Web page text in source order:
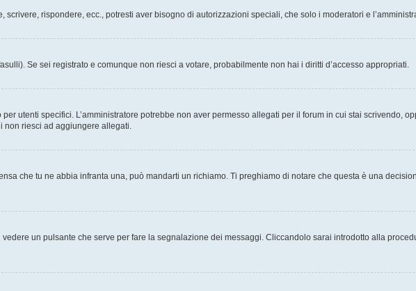
rispondere, ecc., potresti aver bisogno di autorizzazioni speciali, che solo i moderatori e
Se sei registrato e comunque non riesci a votare, probabilmente non hai i diritti d’accesso appropriati.
utenti specifici. L’amministratore potrebbe non aver permesso allegati per il forum in cui stai scrivendo,
non riesci ad aggiungere allegati.
che tu ne abbia infranta una, può mandarti un richiamo. Ti preghiamo di notare che questa è una
un pulsante che serve per fare la segnalazione dei messaggi. Cliccandolo sarai introdotto alla